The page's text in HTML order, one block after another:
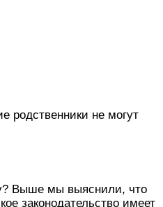
родственники не могут
Выше мы выяснили, что
законодательство имеет